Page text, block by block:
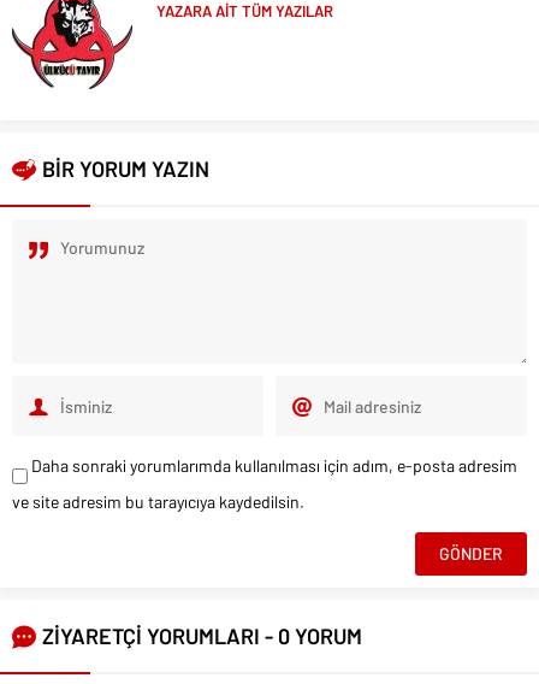
YAZARA AİT TÜM YAZILAR
BİR YORUM YAZIN
Daha sonraki yorumlarımda kullanılması için adım, e-posta adresim
ve site adresim bu tarayıcıya kaydedilsin.
ZİYARETÇİ YORUMLARI - 0 YORUM